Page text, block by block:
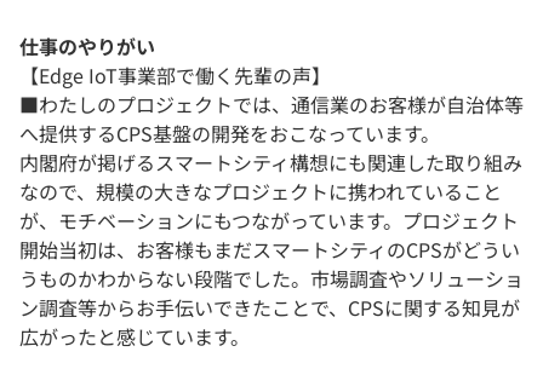
仕事のやりがい
【Edge IoT事業部で働く先輩の声】
■わたしのプロジェクトでは、通信業のお客様が自治体等
へ提供するCPS基盤の開発をおこなっています。
内閣府が掲げるスマートシティ構想にも関連した取り組み
なので、規模の大きなプロジェクトに携われていること
が、モチベーションにもつながっています。プロジェクト
開始当初は、お客様もまだスマートシティのCPSがどうい
うものかわからない段階でした。市場調査やソリューショ
ン調査等からお手伝いできたことで、CPSに関する知見が
広がったと感じています。